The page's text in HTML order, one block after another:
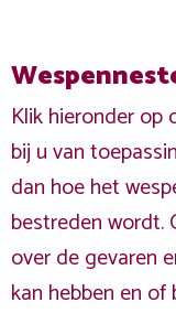
Klik hieronder op
bij u van
dan hoe het
bestreden wordt.
over de gevaren
kan hebben en